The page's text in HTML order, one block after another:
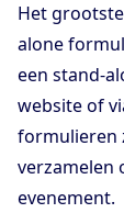
Het
alone
een stand-
website of
formulieren
verzamelen
evenement.